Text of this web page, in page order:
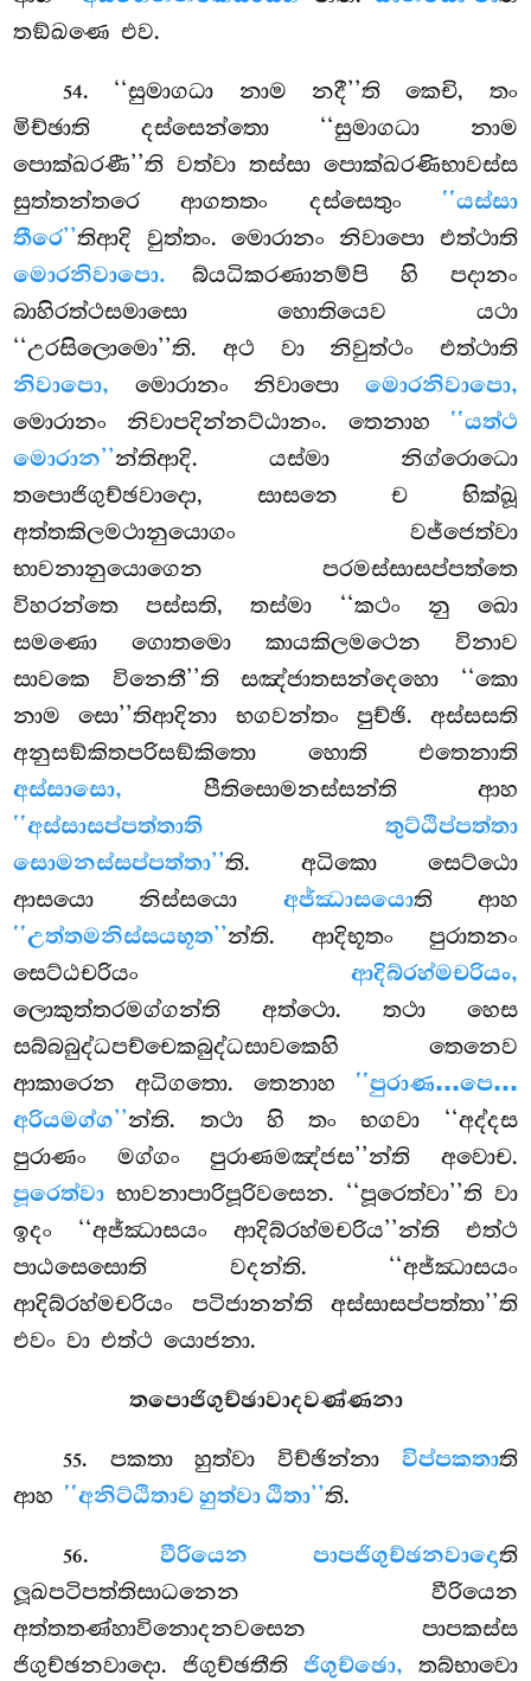
තඞ්ඛණෙ එව.
54. ‘‘සුමාගධා නාම නදී’’ති කෙචි, තං
මිච්ඡාති දස්සෙන්තො ‘‘සුමාගධා නාම
පොක්ඛරණී’’ති වත්වා තස්සා පොක්ඛරණිභාවස්ස
සුත්තන්තරෙ ආගතතං දස්සෙතුං ‘‘යස්සා
තීරෙ’’තිආදි වුත්තං. මොරානං නිවාපො එත්ථාති
මොරනිවාපො.බ්යධිකරණානම්පි හි පදානං
බාහිරත්ථසමාසො හොතියෙව යථා
‘‘උරසිලොමො’’ති. අථ වා නිවුත්ථං එත්ථාති
නිවාපො, මොරානං නිවාපො මොරනිවාපො,
මොරානං නිවාපදින්නට්ඨානං. තෙනාහ ‘‘යත්ථ
මොරාන’’න්තිආදි. යස්මා නිග්රොධො
තපොජිගුච්ඡවාදො, සාසනෙ ච භික්ඛූ
අත්තකිලමථානුයොගං වජ්ජෙත්වා
භාවනානුයොගෙන පරමස්සාසප්පත්තෙ
විහරන්තෙ පස්සති, තස්මා ‘‘කථං නු ඛො
සමණො ගොතමො කායකිලමථෙන විනාව
සාවකෙ විනෙතී’’ති සඤ්ජාතසන්දෙහො ‘‘කො
නාම සො’’තිආදිනා භගවන්තං පුච්ඡි. අස්සසති
අනුසඞ්කිතපරිසඞ්කිතො හොති එතෙනාති
අස්සාසො, පීතිසොමනස්සන්ති ආහ
‘‘අස්සාසප්පත්තාති තුට්ඨිප්පත්තා
සොමනස්සප්පත්තා’’ති. අධිකො සෙට්ඨො
ආසයො නිස්සයො අජ්ඣාසයොති ආහ
‘‘උත්තමනිස්සයභූත’’න්ති. ආදිභූතං පුරාතනං
සෙට්ඨචරියං ආදිබ්රහ්මචරියං,
ලොකුත්තරමග්ගන්ති අත්ථො. තථා හෙස
සබ්බබුද්ධපච්චෙකබුද්ධසාවකෙහි තෙනෙව
ආකාරෙන අධිගතො. තෙනාහ ‘‘පුරාණ…පෙ…
අරියමග්ග’’න්ති. තථා හි තං භගවා ‘‘අද්දස
පුරාණං මග්ගං පුරාණමඤ්ජස’’න්ති අවොච.
පූරෙත්වා භාවනාපාරිපූරිවසෙන. ‘‘පූරෙත්වා’’ති වා
ඉදං ‘‘අජ්ඣාසයං ආදිබ්රහ්මචරිය’’න්ති එත්ථ
පාඨසෙසොති වදන්ති. ‘‘අජ්ඣාසයං
ආදිබ්රහ්මචරියං පටිජානන්ති අස්සාසප්පත්තා’’ති
එවං වා එත්ථ යොජනා.
තපොජිගුච්ඡාවාදවණ්ණනා
55. පකතා හුත්වා විච්ඡින්නා විප්පකතාති
ආහ ‘‘අනිට්ඨිතාව හුත්වා ඨිතා’’ති.
56. වීරියෙන පාපජිගුච්ඡනවාදොති
ලූඛපටිපත්තිසාධනෙන වීරියෙන
අත්තතණ්හාවිනොදනවසෙන පාපකස්ස
ජිගුච්ඡනවාදො. ජිගුච්ඡතීති ජිගුච්ඡො, තබ්භාවො